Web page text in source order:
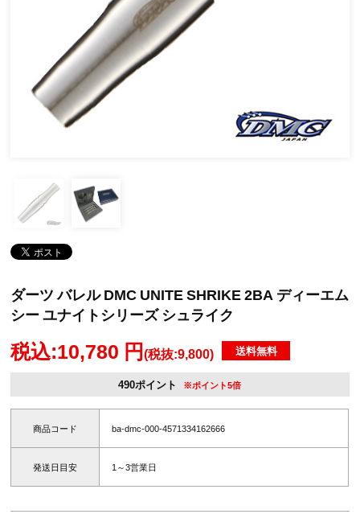
ダーツ バレル DMC UNITE SHRIKE 2BA ディーエム
シー ユナイトシリーズ シュライク
税込:10,780 円(税抜:9,800) 送料無料
490ポイント ※ポイント5倍
商品コード ba-dmc-000-4571334162666
発送日目安 1～3営業日